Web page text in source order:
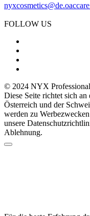
FOLLOW US
© 2024 NYX
Diese Seite richtet sich
Österreich und der
werden zu
unsere
Ablehnung.